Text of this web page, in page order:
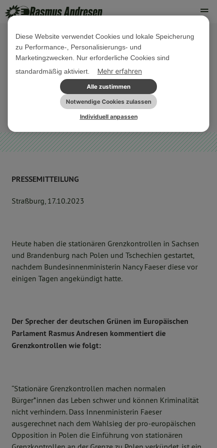
17. OKTOBER 2023
Stationäre Grenzkontrollen sind jetzt
ein falsches Signal!
NORDDEUTSCHLAND PRESSEMITTEILUNG
PRESSEMITTEILUNG
Straßburg, 17.10.2023
Heute haben die stationären Grenzkontrollen in Sachsen
und Brandenburg nach Polen und Tschechien gestartet,
nachdem Bundesinnenministerin Nancy Faeser diese vor
einigen Tagen angekündigt hatte.
Der Sprecher der deutschen Grünen im Europäischen
Parlament Rasmus Andresen kommentiert die
Grenzkontrollen wie folgt:
“Stationäre Grenzkontrollen machen normalen
Bürger*innen das Leben schwer und können Kriminalität
nicht verhindern. Dass Innenministerin Faeser
ausgerechnet nach dem Wahlsieg der pro-europäischen
Opposition in Polen die Einführung von stationären
Diese Website verwendet Cookies und lokale Speicherung
zu Performance-, Personalisierungs- und
Marketingzwecken. Nur erforderliche Cookies sind
standardmäßig aktiviert.
Mehr erfahren
Alle zustimmen
Notwendige Cookies zulassen
Individuell anpassen